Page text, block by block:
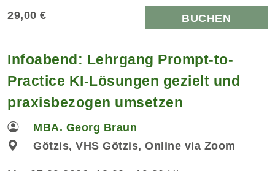
29,00 € BUCHEN
Infoabend: Lehrgang Prompt-to-
Practice KI-Lösungen gezielt und
praxisbezogen umsetzen
MBA. Georg Braun
Götzis, VHS Götzis, Online via Zoom